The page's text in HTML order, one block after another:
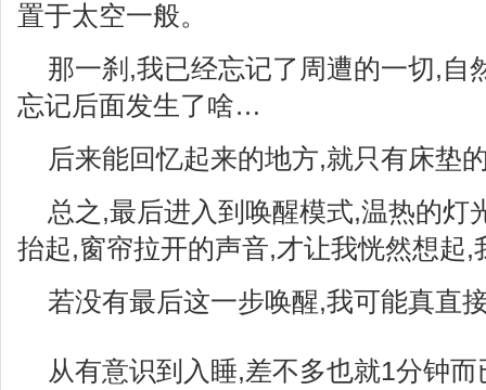
置于太空一般。
那一刹,我已经忘记了周遭的一切,自
忘记后面发生了啥…
后来能回忆起来的地方,就只有床垫
总之,最后进入到唤醒模式,温热的灯
抬起,窗帘拉开的声音,才让我恍然想起
若没有最后这一步唤醒,我可能真直
从有意识到入睡,差不多也就1分钟